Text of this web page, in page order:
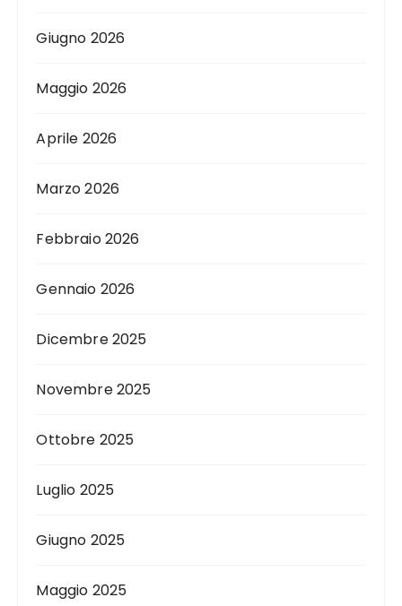
Giugno 2026
Maggio 2026
Aprile 2026
Marzo 2026
Febbraio 2026
Gennaio 2026
Dicembre 2025
Novembre 2025
Ottobre 2025
Luglio 2025
Giugno 2025
Maggio 2025